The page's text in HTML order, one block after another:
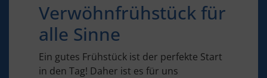
Verwöhnfrühstück für
alle Sinne
Ein gutes Frühstück ist der perfekte Start
in den Tag! Daher ist es für uns